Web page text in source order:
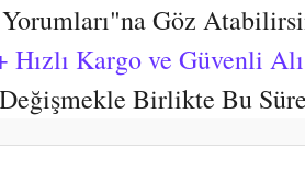
Göz
Hızlı Kargo ve Güvenli
Birlikte Bu